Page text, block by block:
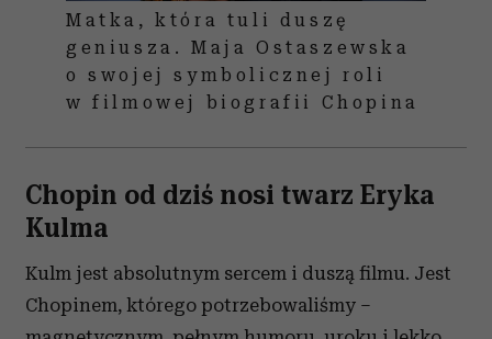
Matka, która tuli duszę
geniusza. Maja Ostaszewska
o swojej symbolicznej roli
w filmowej biografii Chopina
Chopin od dziś nosi twarz Eryka
Kulma
Kulm jest absolutnym sercem i duszą filmu. Jest
Chopinem, którego potrzebowaliśmy –